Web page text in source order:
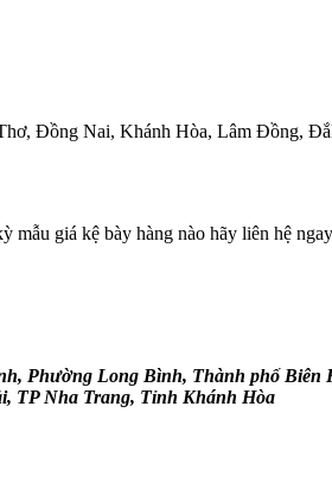
Đồng Nai, Khánh Hòa, Lâm Đồng,
mẫu giá kệ bày hàng nào hãy liên hệ
Phường Long Bình, Thành phố Biên
TP Nha Trang, Tỉnh Khánh Hòa